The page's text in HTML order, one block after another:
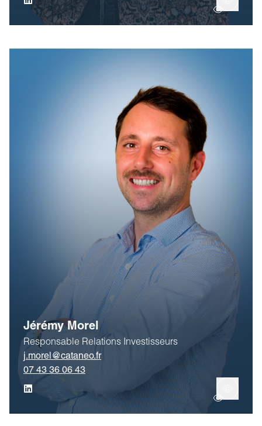
Jérémy Morel
Responsable Relations Investisseurs
j.morel@cataneo.fr
07 43 36 06 43